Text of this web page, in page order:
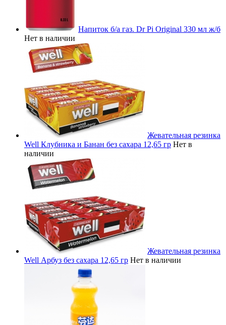
Напиток б/а газ. Dr Pi Original 330 мл ж/б
Нет в наличии
Жевательная резинка
Well Клубника и Банан без сахара 12,65 гр Нет в
наличии
Жевательная резинка
Well Арбуз без сахара 12,65 гр Нет в наличии